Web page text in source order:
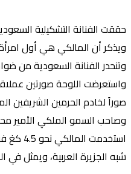
حققت الفنانة التشكيلية
ويذكر أن المالكي هي أول
وتنحدر الفنانة السعودية من ضواحي حي النسيم في مدينة
واستعرضت اللوحة صورتين
صوراً لخادم الحرمين الشريفين
وصاحب السمو الملكي الأمير
شبه الجزيرة العربية، ويمثل